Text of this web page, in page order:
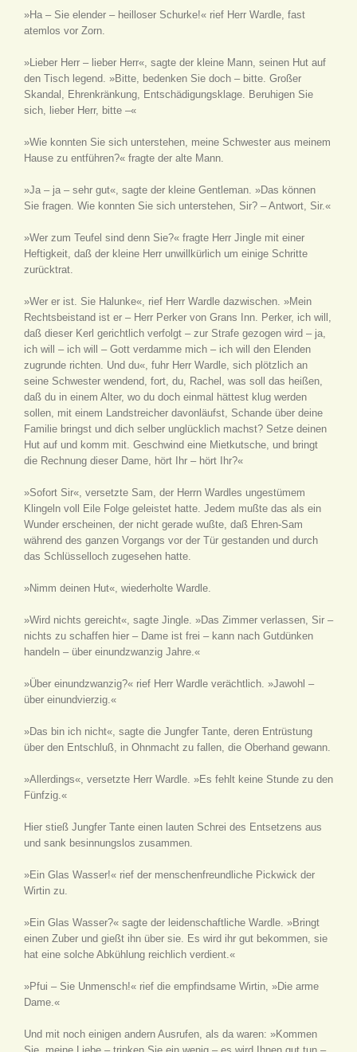
»Ha – Sie elender – heilloser Schurke!« rief Herr Wardle, fast
atemlos vor Zorn.
»Lieber Herr – lieber Herr«, sagte der kleine Mann, seinen Hut auf
den Tisch legend. »Bitte, bedenken Sie doch – bitte. Großer
Skandal, Ehrenkränkung, Entschädigungsklage. Beruhigen Sie
sich, lieber Herr, bitte –«
»Wie konnten Sie sich unterstehen, meine Schwester aus meinem
Hause zu entführen?« fragte der alte Mann.
»Ja – ja – sehr gut«, sagte der kleine Gentleman. »Das können
Sie fragen. Wie konnten Sie sich unterstehen, Sir? – Antwort, Sir.«
»Wer zum Teufel sind denn Sie?« fragte Herr Jingle mit einer
Heftigkeit, daß der kleine Herr unwillkürlich um einige Schritte
zurücktrat.
»Wer er ist. Sie Halunke«, rief Herr Wardle dazwischen. »Mein
Rechtsbeistand ist er – Herr Perker von Grans Inn. Perker, ich will,
daß dieser Kerl gerichtlich verfolgt – zur Strafe gezogen wird – ja,
ich will – ich will – Gott verdamme mich – ich will den Elenden
zugrunde richten. Und du«, fuhr Herr Wardle, sich plötzlich an
seine Schwester wendend, fort, du, Rachel, was soll das heißen,
daß du in einem Alter, wo du doch einmal hättest klug werden
sollen, mit einem Landstreicher davonläufst, Schande über deine
Familie bringst und dich selber unglücklich machst? Setze deinen
Hut auf und komm mit. Geschwind eine Mietkutsche, und bringt
die Rechnung dieser Dame, hört Ihr – hört Ihr?«
»Sofort Sir«, versetzte Sam, der Herrn Wardles ungestümem
Klingeln voll Eile Folge geleistet hatte. Jedem mußte das als ein
Wunder erscheinen, der nicht gerade wußte, daß Ehren-Sam
während des ganzen Vorgangs vor der Tür gestanden und durch
das Schlüsselloch zugesehen hatte.
»Nimm deinen Hut«, wiederholte Wardle.
»Wird nichts gereicht«, sagte Jingle. »Das Zimmer verlassen, Sir –
nichts zu schaffen hier – Dame ist frei – kann nach Gutdünken
handeln – über einundzwanzig Jahre.«
»Über einundzwanzig?« rief Herr Wardle verächtlich. »Jawohl –
über einundvierzig.«
»Das bin ich nicht«, sagte die Jungfer Tante, deren Entrüstung
über den Entschluß, in Ohnmacht zu fallen, die Oberhand gewann.
»Allerdings«, versetzte Herr Wardle. »Es fehlt keine Stunde zu den
Fünfzig.«
Hier stieß Jungfer Tante einen lauten Schrei des Entsetzens aus
und sank besinnungslos zusammen.
»Ein Glas Wasser!« rief der menschenfreundliche Pickwick der
Wirtin zu.
»Ein Glas Wasser?« sagte der leidenschaftliche Wardle. »Bringt
einen Zuber und gießt ihn über sie. Es wird ihr gut bekommen, sie
hat eine solche Abkühlung reichlich verdient.«
»Pfui – Sie Unmensch!« rief die empfindsame Wirtin, »Die arme
Dame.«
Und mit noch einigen andern Ausrufen, als da waren: »Kommen